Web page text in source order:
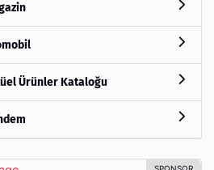
Ürünler Kataloğu